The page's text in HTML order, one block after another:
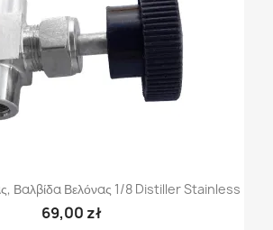
Βαλβίδα Βελόνας 1/8 Distiller Stainless
69,00 zł